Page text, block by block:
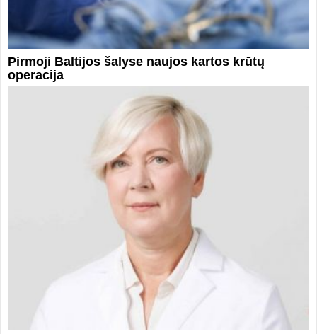
Pirmoji Baltijos šalyse naujos kartos krūtų
operacija